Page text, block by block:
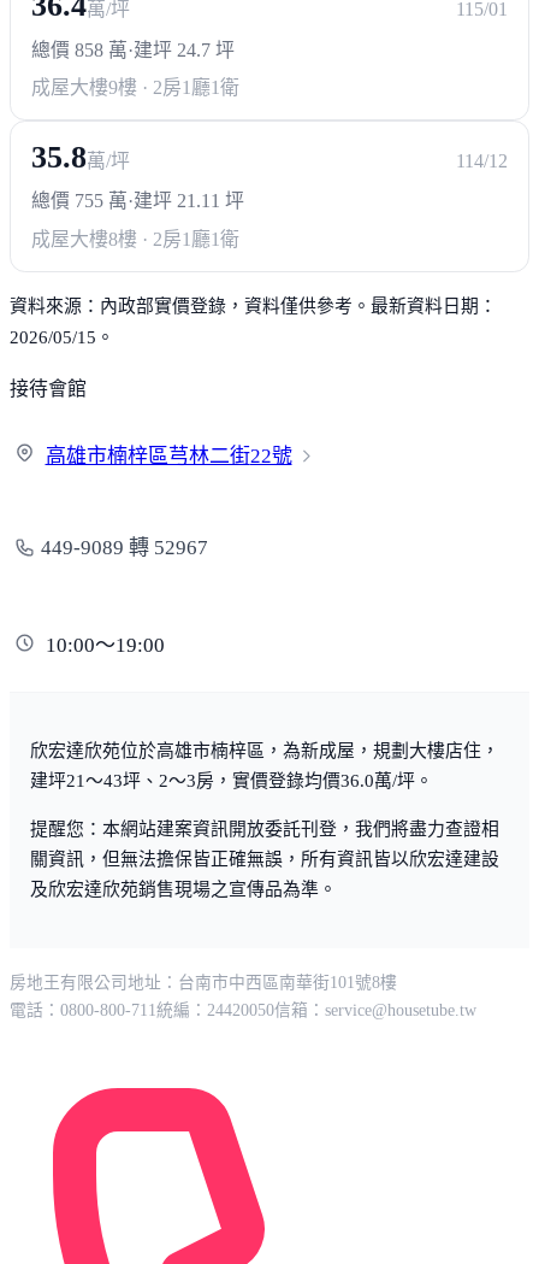
萬/坪
115/01
總價 858 萬·建坪 24.7 坪
成屋大樓9樓 · 2房1廳1衛
35.8萬/坪
114/12
總價 755 萬·建坪 21.11 坪
成屋大樓8樓 · 2房1廳1衛
資料來源：內政部實價登錄，資料僅供參考。最新資料日期：
2026/05/15。
接待會館
高雄市楠梓區芎林二街22號
449-9089 轉 52967
10:00～19:00
欣宏達欣苑位於高雄市楠梓區，為新成屋，規劃大樓店住，
建坪21～43坪、2～3房，實價登錄均價36.0萬/坪。
提醒您：本網站建案資訊開放委託刊登，我們將盡力查證相
關資訊，但無法擔保皆正確無誤，所有資訊皆以欣宏達建設
及欣宏達欣苑銷售現場之宣傳品為準。
房地王有限公司 地址：台南市中西區南華街101號8樓
電話：0800-800-711統編：24420050信箱： service@housetube.tw